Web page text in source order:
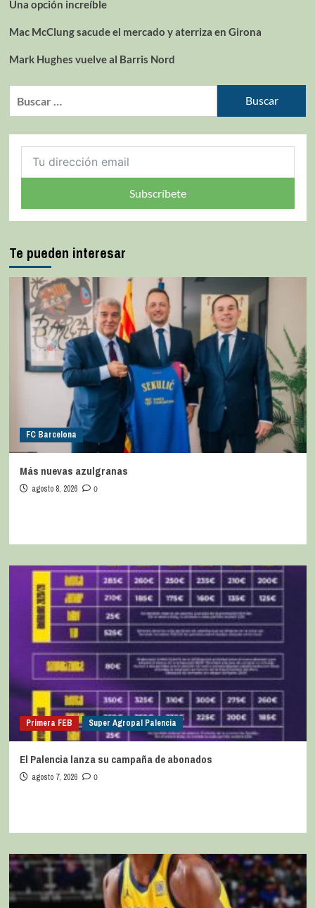
Una opción increíble
Mac McClung sacude el mercado y aterriza en Girona
Mark Hughes vuelve al Barris Nord
Subscríbete
Te pueden interesar
FC Barcelona
Más nuevas azulgranas
agosto 8, 2026 0
Primera FEB Super Agropal Palencia
El Palencia lanza su campaña de abonados
agosto 7, 2026 0